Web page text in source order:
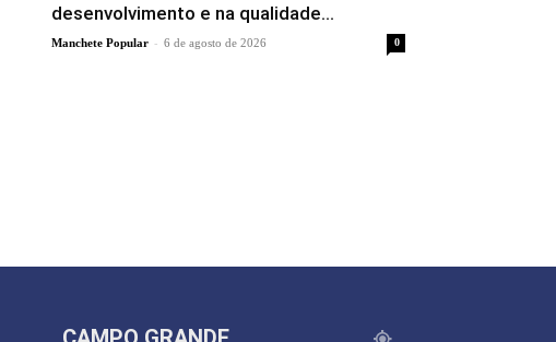
desenvolvimento e na qualidade...
Manchete Popular - 6 de agosto de 2026 0